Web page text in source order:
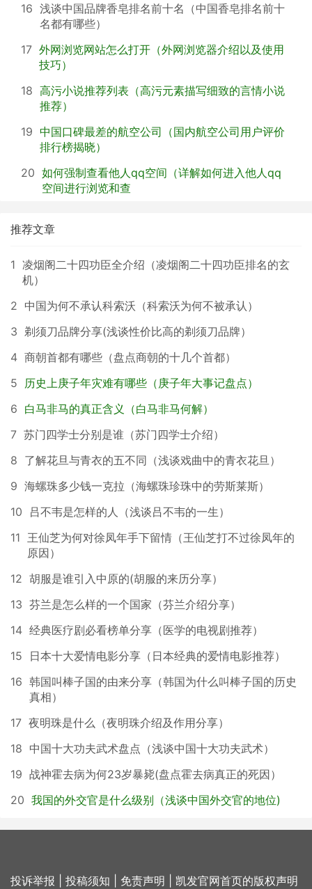
16 浅谈中国品牌香皂排名前十名（中国香皂排名前十
名都有哪些）
17 外网浏览网站怎么打开（外网浏览器介绍以及使用
技巧）
18 高污小说推荐列表（高污元素描写细致的言情小说
推荐）
19 中国口碑最差的航空公司（国内航空公司用户评价
排行榜揭晓）
20 如何强制查看他人qq空间（详解如何进入他人qq
空间进行浏览和查
推荐文章
1 凌烟阁二十四功臣全介绍（凌烟阁二十四功臣排名的玄
机）
2 中国为何不承认科索沃（科索沃为何不被承认）
3 剃须刀品牌分享(浅谈性价比高的剃须刀品牌）
4 商朝首都有哪些（盘点商朝的十几个首都）
5
历史上庚子年灾难有哪些（庚子年大事记盘点）
6 白马非马的真正含义（白马非马何解）
7 苏门四学士分别是谁（苏门四学士介绍）
8 了解花旦与青衣的五不同（浅谈戏曲中的青衣花旦）
9 海螺珠多少钱一克拉（海螺珠珍珠中的劳斯莱斯）
10
吕不韦是怎样的人（浅谈吕不韦的一生）
11 王仙芝为何对徐凤年手下留情（王仙芝打不过徐凤年的
原因）
12 胡服是谁引入中原的(胡服的来历分享）
13 芬兰是怎么样的一个国家（芬兰介绍分享）
14 经典医疗剧必看榜单分享（医学的电视剧推荐）
15
日本十大爱情电影分享（日本经典的爱情电影推荐）
16 韩国叫棒子国的由来分享（韩国为什么叫棒子国的历史
真相）
17 夜明珠是什么（夜明珠介绍及作用分享）
18 中国十大功夫武术盘点（浅谈中国十大功夫武术）
19 战神霍去病为何23岁暴毙(盘点霍去病真正的死因）
20 我国的外交官是什么级别（浅谈中国外交官的地位)
投诉举报 投稿须知 免责声明 凯发官网首页的版权声明